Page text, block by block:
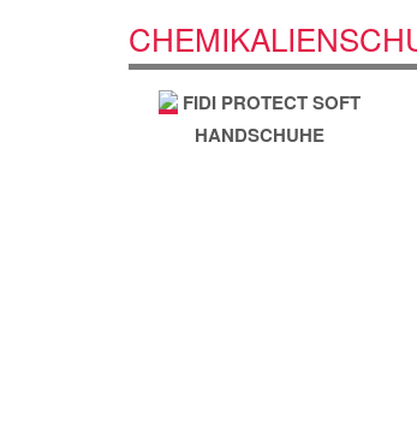
FIDI PROTECT SOFT
HANDSCHUHE